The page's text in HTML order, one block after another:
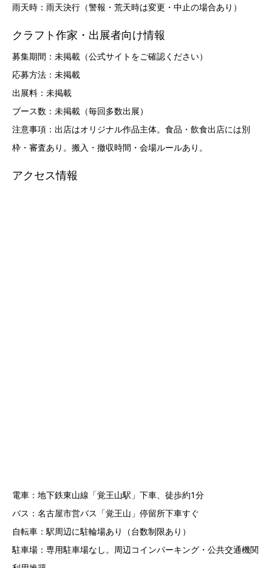
雨天時：雨天決行（警報・荒天時は変更・中止の場合あり）
クラフト作家・出展者向け情報
募集期間：未掲載（公式サイトをご確認ください）
応募方法：未掲載
出展料：未掲載
ブース数：未掲載（毎回多数出展）
注意事項：出店はオリジナル作品主体。食品・飲食出店には別
枠・審査あり。搬入・撤収時間・会場ルールあり。
アクセス情報
電車：地下鉄東山線「覚王山駅」下車、徒歩約1分
バス：名古屋市営バス「覚王山」停留所下車すぐ
自転車：駅周辺に駐輪場あり（台数制限あり）
駐車場：専用駐車場なし。周辺コインパーキング・公共交通機関